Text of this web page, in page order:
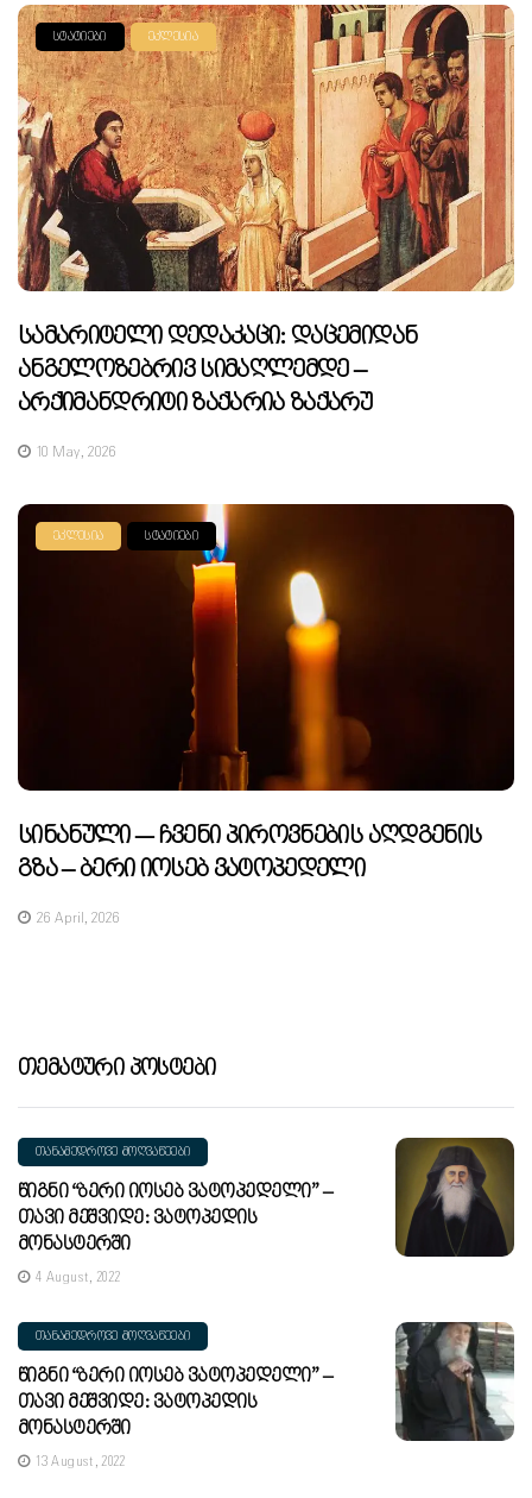
ᲡᲢᲐᲢᲘᲔᲑᲘ ᲔᲙᲚᲔᲡᲘᲐ
Სამარიტელი Დედაკაცი: Დაცემიდან
Ანგელოზებრივ Სიმაღლემდე –
Არქიმანდრიტი Ზაქარია Ზაქარუ
10 May, 2026
ᲔᲙᲚᲔᲡᲘᲐ ᲡᲢᲐᲢᲘᲔᲑᲘ
Სინანული — Ჩვენი Პიროვნების Აღდგენის
Გზა – Ბერი Იოსებ Ვატოპედელი
26 April, 2026
Თემატური Პოსტები
ᲗᲐᲜᲐᲛᲔᲓᲠᲝᲕᲔ ᲛᲝᲦᲕᲐᲬᲔᲔᲑᲘ
Წიგნი “ბერი Იოსებ Ვატოპედელი” –
Თავი Მეშვიდე: Ვატოპედის
Მონასტერში
4 August, 2022
ᲗᲐᲜᲐᲛᲔᲓᲠᲝᲕᲔ ᲛᲝᲦᲕᲐᲬᲔᲔᲑᲘ
Წიგნი “ბერი Იოსებ Ვატოპედელი” –
Თავი Მეშვიდე: Ვატოპედის
Მონასტერში
13 August, 2022